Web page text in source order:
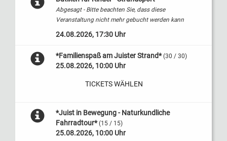
Abgesagt - Bitte beachten Sie, dass diese
Veranstaltung nicht mehr gebucht werden kann
24.08.2026, 17:30 Uhr
*Familienspaß am Juister Strand* (30 / 30)
25.08.2026, 10:00 Uhr
TICKETS WÄHLEN
*Juist in Bewegung - Naturkundliche
Fahrradtour* (15 / 15)
25.08.2026, 10:00 Uhr